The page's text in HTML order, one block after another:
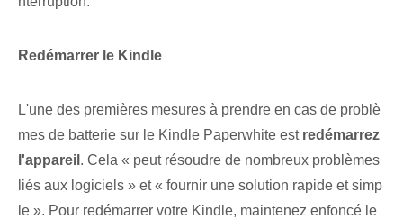
Redémarrer le Kindle
L'une des premières mesures à prendre en cas de problè
mes de batterie sur le Kindle Paperwhite est redémarrez
l'appareil . Cela « peut résoudre de nombreux problèmes
liés aux logiciels » et « fournir une solution rapide et simp
le ». Pour ⁤redémarrer votre Kindle⁤, maintenez enfoncé le